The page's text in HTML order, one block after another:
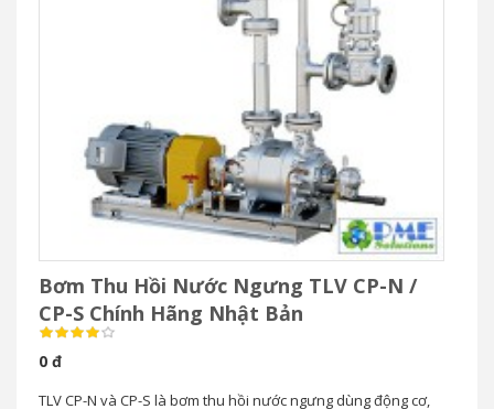
Bơm Thu Hồi Nước Ngưng TLV CP-N /
CP-S Chính Hãng Nhật Bản
0 đ
TLV CP-N và CP-S là bơm thu hồi nước ngưng dùng động cơ,